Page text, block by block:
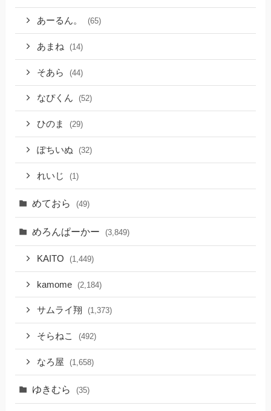
あーるん。 (65)
あまね (14)
そあら (44)
なぴくん (52)
ひのま (29)
ぽちいぬ (32)
れいじ (1)
めておら (49)
めろんぱーかー (3,849)
KAITO (1,449)
kamome (2,184)
サムライ翔 (1,373)
そらねこ (492)
なろ屋 (1,658)
ゆきむら (35)